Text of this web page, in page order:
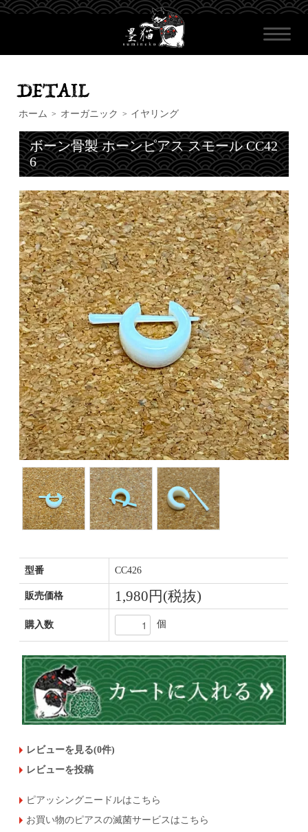
ホーム > オーガニック > イヤリング
ボーン骨製 ホーンピアス スモール CC42
6
型番 CC426
販売価格 1,980円(税抜)
購入数 個
レビューを見る(0件)
レビューを投稿
ピアッシングニードルはこちら
お買い物のピアスの滅菌サービスはこちら